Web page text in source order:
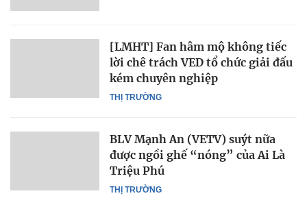
THỊ TRƯỜNG
[LMHT] Fan hâm mộ không tiếc
lời chê trách VED tổ chức giải đấu
kém chuyên nghiệp
THỊ TRƯỜNG
BLV Mạnh An (VETV) suýt nữa
được ngồi ghế “nóng” của Ai Là
Triệu Phú